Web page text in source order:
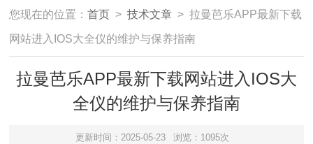
您现在的位置：首页 >技术文章 > 拉曼芭乐APP最新下载
网站进入IOS大全仪的维护与保养指南
拉曼芭乐APP最新下载网站进入IOS大
全仪的维护与保养指南
更新时间：2025-05-23 浏览：1095次